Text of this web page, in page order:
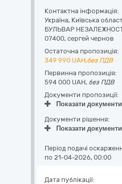
Контактна інформація:
Україна, Київська
БУЛЬВАР
07400, сергей чернов
Остаточна пропозиція:
349 990 UAH,без ПДВ
Первинна пропозиція:
594 000 UAH, без ПДВ
Документи пропозиції:
Показати документи
Документи рішення:
Показати документи
Період подачі
по 21-04-2026, 00:00
Дата публікації: